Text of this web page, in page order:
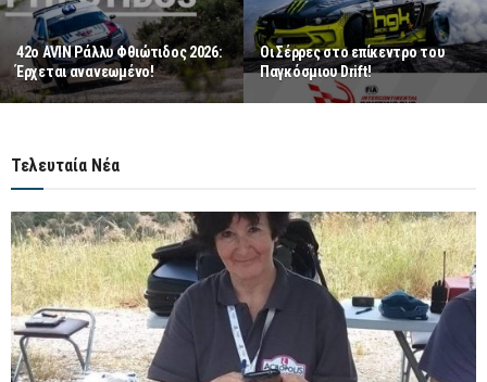
Gemini Ark125X: Χωρίς αντίπαλο
Jourdan Serderidis: Στα
“χρώματα” του “Make a
Τελευταία Νέα